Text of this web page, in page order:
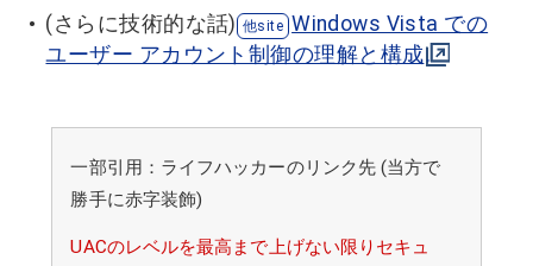
(さらに技術的な話)
Windows Vista での
ユーザー アカウント制御の理解と構成
一部引用：ライフハッカーのリンク先 (当方で
勝手に赤字装飾)
UACのレベルを最高まで上げない限りセキュ